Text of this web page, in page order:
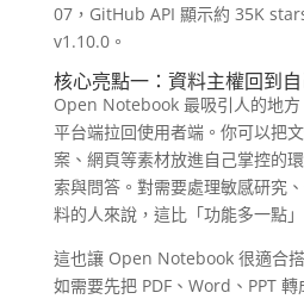
07，GitHub API 顯示約 35K
v1.10.0。
核心亮點一：資料主權回到
Open Notebook 最吸引人的地
平台端拉回使用者端。你可以把
案、網頁等素材放進自己掌控的
索與問答。對需要處理敏感研究
料的人來說，這比「功能多一點
這也讓 Open Notebook 很適合
如需要先把 PDF、Word、PPT